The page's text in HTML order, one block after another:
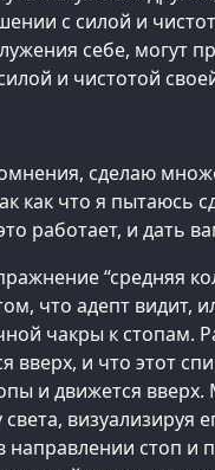
с силой и
себе, могут
и чистотой
сделаю
как что я пытаюсь
работает, и дать
“средняя
что адепт видит,
чакры к стопам.
вверх, и что этот
и движется вверх.
света, визуализируя
направлении стоп и